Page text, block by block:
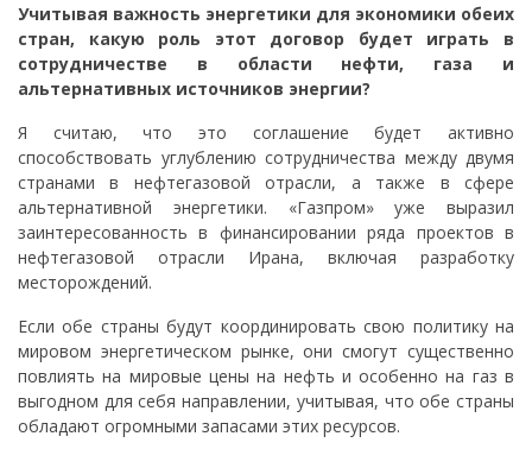
Учитывая важность энергетики для экономики обеих
стран, какую роль этот договор будет играть в
сотрудничестве в области нефти, газа и
альтернативных источников энергии?
Я считаю, что это соглашение будет активно
способствовать углублению сотрудничества между двумя
странами в нефтегазовой отрасли, а также в сфере
альтернативной энергетики. «Газпром» уже выразил
заинтересованность в финансировании ряда проектов в
нефтегазовой отрасли Ирана, включая разработку
месторождений.
Если обе страны будут координировать свою политику на
мировом энергетическом рынке, они смогут существенно
повлиять на мировые цены на нефть и особенно на газ в
выгодном для себя направлении, учитывая, что обе страны
обладают огромными запасами этих ресурсов.